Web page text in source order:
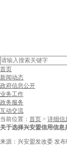
首页
新闻动态
政府信息公开
业务工作
政务服务
互动交流
当前位置： 首页 > 详细信
关于选择兴安盟信用信
来源：兴安盟发改委 发布